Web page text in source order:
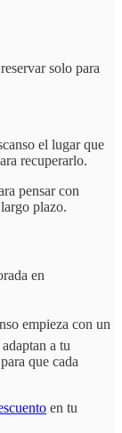
solo para
el lugar que
recuperarlo.
pensar con
plazo.
en
empieza con un
a tu
que cada
en tu